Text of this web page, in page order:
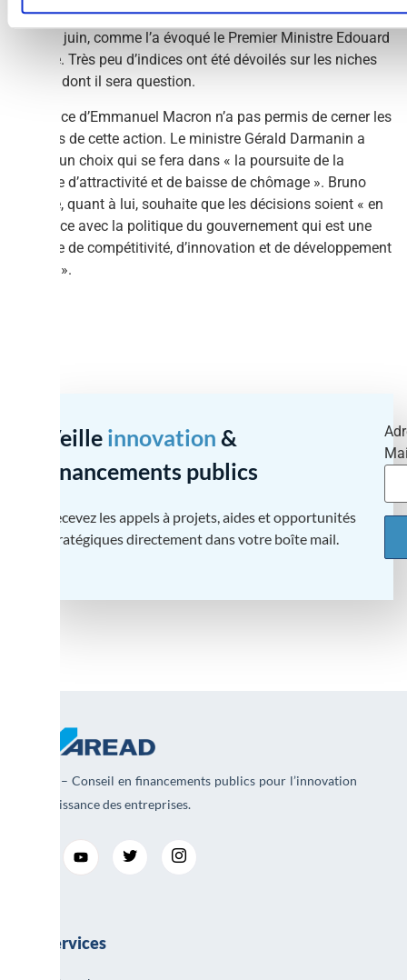
pencher sur la question. La décision sera rendue publique au
mois de juin, comme l’a évoqué le Premier Ministre Edouard
Philippe. Très peu d’indices ont été dévoilés sur les niches
fiscales dont il sera question.
L’annonce d’Emmanuel Macron n’a pas permis de cerner les
contours de cette action. Le ministre Gérald Darmanin a
évoqué un choix qui se fera dans « la poursuite de la
stratégie d’attractivité et de baisse de chômage ». Bruno
Lemaire, quant à lui, souhaite que les décisions soient « en
cohérence avec la politique du gouvernement qui est une
politique de compétitivité, d’innovation et de développement
durable ».
Veille innovation &
financements publics
Recevez les appels à projets, aides et opportunités
stratégiques directement dans votre boîte mail.
AREAD – Conseil en financements publics pour l’innovation
et la croissance des entreprises.
Nos services